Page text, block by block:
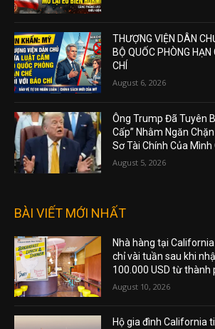
THƯỢNG VIỆN DÂN
BỘ QUỐC PHÒNG
CHÍ
August 6, 2026
Ông Trump Đã Tuyên
Cấp” Nhằm Ngăn
Sơ Tài Chính Của Mình
August 5, 2026
BÀI VIẾT MỚI NHẤT
Nhà hàng tại
chỉ vài tuần sau khi
100.000 USD từ thành
August 10, 2026
Hộ gia đình California